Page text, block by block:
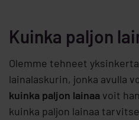
Kuinka paljon
Olemme tehneet
lainalaskurin, jonka avulla
kuinka paljon lainaa voit
kuinka paljon lainaa